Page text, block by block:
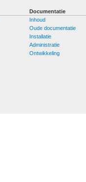
Documentatie
Inhoud
Oude documentatie
Installatie
Administratie
Ontwikkeling